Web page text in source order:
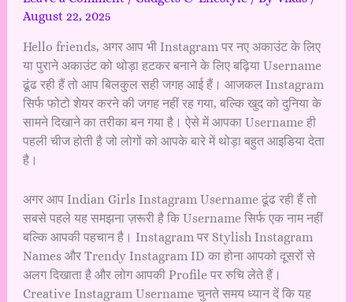
August 22, 2025
Hello friends, अगर आप भी Instagram पर नए अकाउंट के लिए
या पुराने अकाउंट को थोड़ा हटकर बनाने के लिए बढ़िया Username
ढूंढ रही हैं तो आप बिलकुल सही जगह आई हैं। आजकल Instagram
सिर्फ फोटो शेयर करने की जगह नहीं रह गया, बल्कि खुद को दुनिया के
सामने दिखाने का तरीका बन गया है। ऐसे में आपका Username ही
पहली चीज होती है जो लोगों को आपके बारे में थोड़ा बहुत आइडिया देता
है।
अगर आप Indian Girls Instagram Username ढूंढ रही हैं तो
सबसे पहले यह समझना ज़रूरी है कि Username सिर्फ एक नाम नहीं
बल्कि आपकी पहचान है। Instagram पर Stylish Instagram
Names और Trendy Instagram ID का होना आपको दूसरों से
अलग दिखाता है और लोग आपकी Profile पर रुचि लेते हैं।
Creative Instagram Username चुनते समय ध्यान दें कि यह